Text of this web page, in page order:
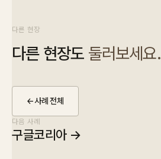
다른 현장
다른 현장도 둘러보세요.
←사례 전체
다음 사례
구글코리아 →